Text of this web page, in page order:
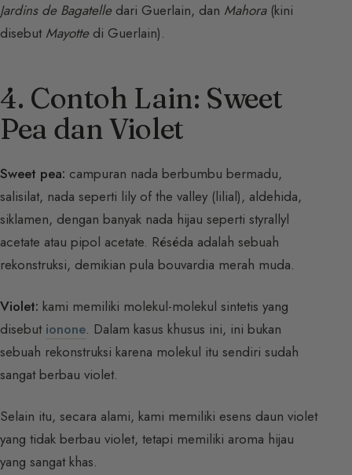
Jardins de Bagatelledari Guerlain, dan Mahora(kini
disebut Mayottedi Guerlain).
4. Contoh Lain: Sweet
Pea dan Violet
Sweet pea: campuran nada berbumbu bermadu,
salisilat, nada seperti lily of the valley (lilial), aldehida,
siklamen, dengan banyak nada hijau seperti styrallyl
acetate atau pipol acetate. Réséda adalah sebuah
rekonstruksi, demikian pula bouvardia merah muda.
Violet: kami memiliki molekul-molekul sintetis yang
disebut ionone. Dalam kasus khusus ini, ini bukan
sebuah rekonstruksi karena molekul itu sendiri sudah
sangat berbau violet.
Selain itu, secara alami, kami memiliki esens daun violet
yang tidak berbau violet, tetapi memiliki aroma hijau
yang sangat khas.